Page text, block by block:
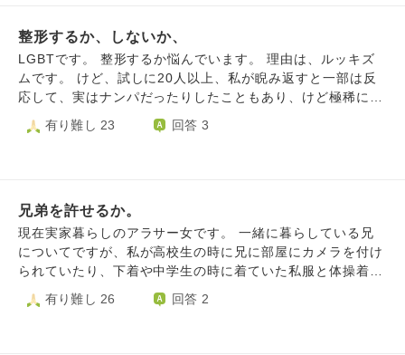
ている時間にやりたかったことがたくさんあるとか、ボロボ
ロの身体で頑張るのは誰のためにもならないとか思ってしま
います。 どうやって毎日をやり過ごしたらよいですか、よ
ろしければ教えていただきたいです。
整形するか、しないか、
LGBTです。 整形するか悩んでいます。 理由は、ルッキズ
ムです。 けど、試しに20人以上、私が睨み返すと一部は反
応して、実はナンパだったりしたこともあり、けど極稀にホ
ントの性を見破る人もいたり、すれ違う人が考えてること、
行っていることをネガティブにとってしまいます。 どう見
が減ると心がとても軽くなりますが、 必ず成功する保証も
なく、肉親には反対され罪悪感が残り、きずがのこる可能
性、もし、私が望む性別で既に見られたとしたらルッキズム
が減らない可能性がもあります。 けど、このルッキズムで
地がすると思います。 カウンセリングだけ予約したのです
有り難し 23 回答 3
兄弟を許せるか。
現在実家暮らしのアラサー女です。 一緒に暮らしている兄
についてですが、私が高校生の時に兄に部屋にカメラを付け
られていたり、下着や中学生の時に着ていた私服と体操着を
盗まれる事件がありました。母親に相談してから兄のそのよ
うなことは無くなりましたが、何十年経っても私の中でモヤ
有り難し 26 回答 2